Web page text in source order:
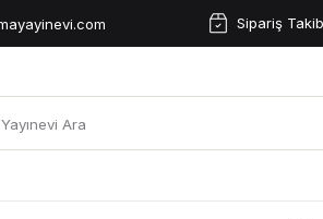
Sipariş